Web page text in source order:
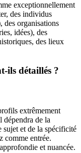
exceptionnellement
des individus
des organisations
idées), des
des lieux
ils détaillés ?
extrêmement
dépendra de la
et de la spécificité
comme entrée.
et nuancée.